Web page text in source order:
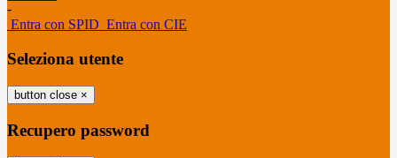
-
Entra con SPID Entra con CIE
Seleziona utente
button close ×
Recupero password